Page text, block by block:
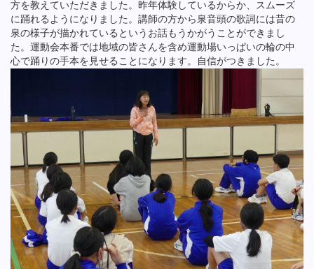
方を教えていただきました。昨年体験しているからか、スムーズ
に踊れるようになりました。講師の方から泉音頭の歌詞には昔の
泉の様子が描かれているというお話もうかがうことができまし
た。運動会本番では地域の皆さんを含め運動場いっぱいの輪の中
心で踊りの手本を見せることになります。自信がつきました。